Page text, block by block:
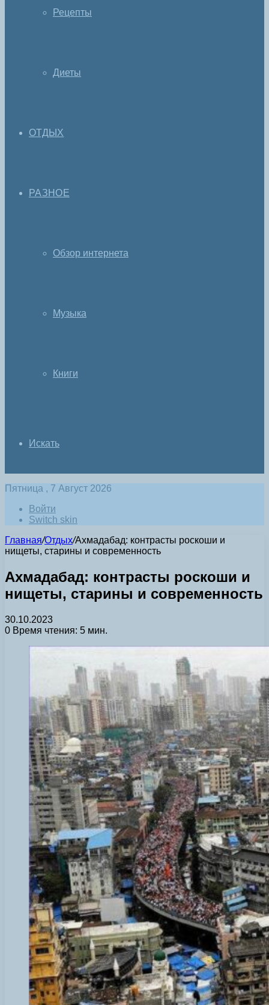
Рецепты
Диеты
ОТДЫХ
РАЗНОЕ
Обзор интернета
Музыка
Книги
Искать
Пятница , 7 Август 2026
Войти
Switch skin
Главная/Отдых/Ахмадабад: контрасты роскоши и
нищеты, старины и современность
Ахмадабад: контрасты роскоши и
нищеты, старины и современность
30.10.2023
0 Время чтения: 5 мин.